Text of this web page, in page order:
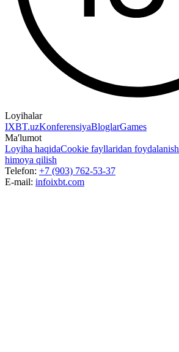
Loyihalar
IXBT.uzKonferensiyaBloglarGames
Ma'lumot
Loyiha haqidaCookie fayllaridan foydalanish
himoya qilish
Telefon: +7 (903) 762-53-37
E-mail: infoixbt.com